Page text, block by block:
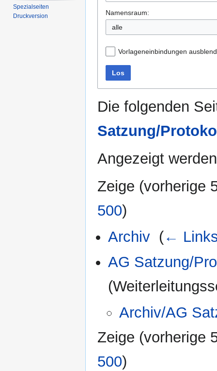
Namensraum:
alle
Vorlageneinbindungen
Los
Die folgenden
Satzung/
Angezeigt
Zeige (vorherige
500)
Archiv (←
AG Satzung/
Archiv/AG
Zeige (vorherige
500)
Spezialseiten
Druckversion